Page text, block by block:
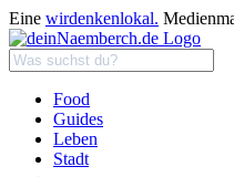
Eine wirdenkenlokal.
Food
Guides
Leben
Stadt